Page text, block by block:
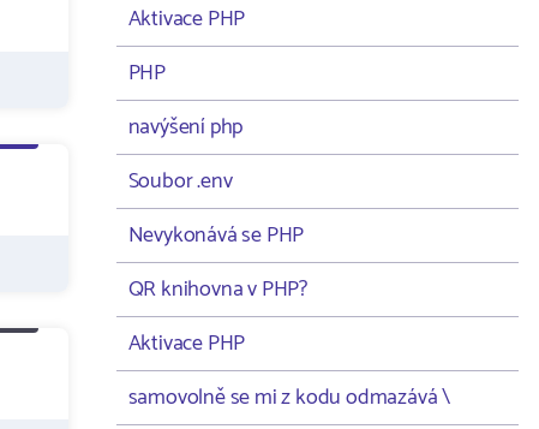
Aktivace PHP
PHP
navýšení php
Soubor .env
Nevykonává se PHP
QR knihovna v PHP?
Aktivace PHP
samovolně se mi z kodu odmazává \